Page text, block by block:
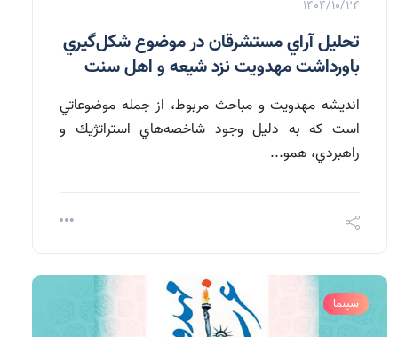
1404/10/24
تحليل آراي مستشرقان در موضوع شكل‌گيري
باورداشت مهدويت نزد شيعه و اهل سنت
انديشه مهدويت و مباحث مربوط، از جمله موضوعاتي
است كه به دليل وجود شاخصه‌هاي استراتژيك و
راهبردي، همو...
سینما